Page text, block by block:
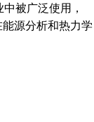
被广泛使用，
源分析和热力学